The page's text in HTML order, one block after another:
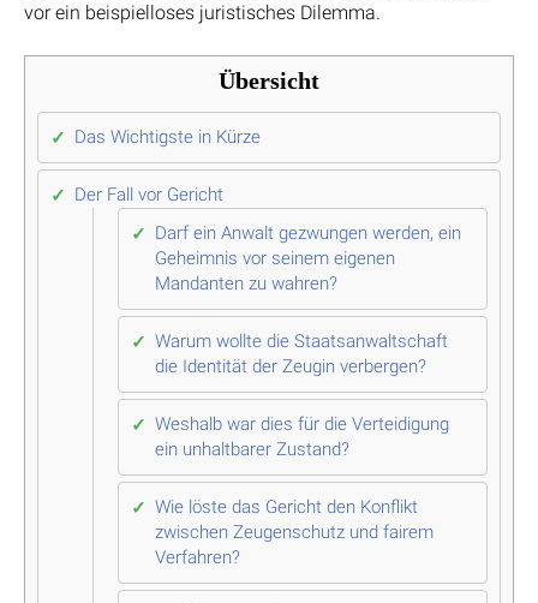
vor ein beispielloses juristisches Dilemma.
Übersicht
Das Wichtigste in Kürze
Der Fall vor Gericht
Darf ein Anwalt gezwungen werden, ein
Geheimnis vor seinem eigenen
Mandanten zu wahren?
Warum wollte die Staatsanwaltschaft
die Identität der Zeugin verbergen?
Weshalb war dies für die Verteidigung
ein unhaltbarer Zustand?
Wie löste das Gericht den Konflikt
zwischen Zeugenschutz und fairem
Verfahren?